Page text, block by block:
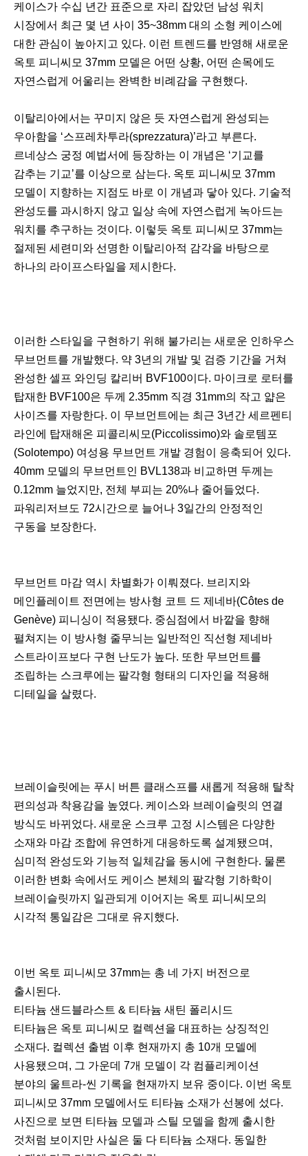
케이스가 수십 년간 표준으로 자리 잡았던 남성 워치
시장에서 최근 몇 년 사이 35~38mm 대의 소형 케이스에
대한 관심이 높아지고 있다. 이런 트렌드를 반영해 새로운
옥토 피니씨모 37mm 모델은 어떤 상황, 어떤 손목에도
자연스럽게 어울리는 완벽한 비례감을 구현했다.
이탈리아에서는 꾸미지 않은 듯 자연스럽게 완성되는
우아함을 ‘스프레차투라(sprezzatura)’라고 부른다.
르네상스 궁정 예법서에 등장하는 이 개념은 ‘기교를
감추는 기교’를 이상으로 삼는다. 옥토 피니씨모 37mm
모델이 지향하는 지점도 바로 이 개념과 닿아 있다. 기술적
완성도를 과시하지 않고 일상 속에 자연스럽게 녹아드는
워치를 추구하는 것이다. 이렇듯 옥토 피니씨모 37mm는
절제된 세련미와 선명한 이탈리아적 감각을 바탕으로
하나의 라이프스타일을 제시한다.
이러한 스타일을 구현하기 위해 불가리는 새로운 인하우스
무브먼트를 개발했다. 약 3년의 개발 및 검증 기간을 거쳐
완성한 셀프 와인딩 칼리버 BVF100이다. 마이크로 로터를
탑재한 BVF100은 두께 2.35mm 직경 31mm의 작고 얇은
사이즈를 자랑한다. 이 무브먼트에는 최근 3년간 세르펜티
라인에 탑재해온 피콜리씨모(Piccolissimo)와 솔로템포
(Solotempo) 여성용 무브먼트 개발 경험이 응축되어 있다.
40mm 모델의 무브먼트인 BVL138과 비교하면 두께는
0.12mm 늘었지만, 전체 부피는 20%나 줄어들었다.
파워리저브도 72시간으로 늘어나 3일간의 안정적인
구동을 보장한다.
무브먼트 마감 역시 차별화가 이뤄졌다. 브리지와
메인플레이트 전면에는 방사형 코트 드 제네바(Côtes de
Genève) 피니싱이 적용됐다. 중심점에서 바깥을 향해
펼쳐지는 이 방사형 줄무늬는 일반적인 직선형 제네바
스트라이프보다 구현 난도가 높다. 또한 무브먼트를
조립하는 스크루에는 팔각형 형태의 디자인을 적용해
디테일을 살렸다.
브레이슬릿에는 푸시 버튼 클래스프를 새롭게 적용해 탈착
편의성과 착용감을 높였다. 케이스와 브레이슬릿의 연결
방식도 바뀌었다. 새로운 스크루 고정 시스템은 다양한
소재와 마감 조합에 유연하게 대응하도록 설계됐으며,
심미적 완성도와 기능적 일체감을 동시에 구현한다. 물론
이러한 변화 속에서도 케이스 본체의 팔각형 기하학이
브레이슬릿까지 일관되게 이어지는 옥토 피니씨모의
시각적 통일감은 그대로 유지했다.
이번 옥토 피니씨모 37mm는 총 네 가지 버전으로
출시된다.
티타늄 샌드블라스트 & 티타늄 새틴 폴리시드
티타늄은 옥토 피니씨모 컬렉션을 대표하는 상징적인
소재다. 컬렉션 출범 이후 현재까지 총 10개 모델에
사용됐으며, 그 가운데 7개 모델이 각 컴플리케이션
분야의 울트라-씬 기록을 현재까지 보유 중이다. 이번 옥토
피니씨모 37mm 모델에서도 티타늄 소재가 선봉에 섰다.
사진으로 보면 티타늄 모델과 스틸 모델을 함께 출시한
것처럼 보이지만 사실은 둘 다 티타늄 소재다. 동일한